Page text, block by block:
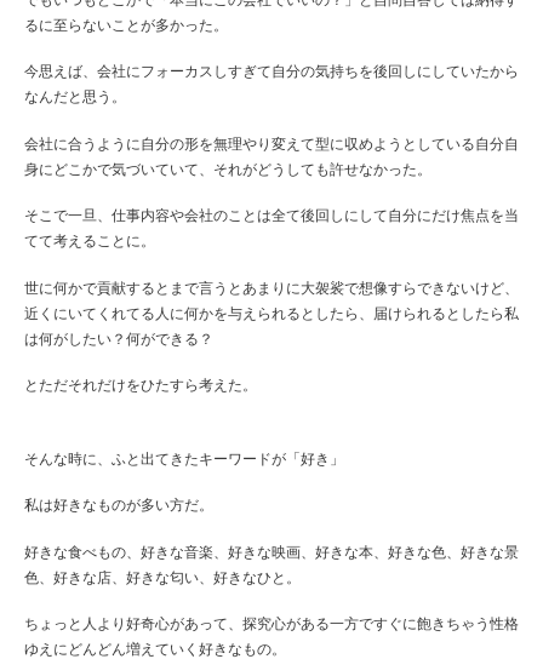
るに至らないことが多かった。
今思えば、会社にフォーカスしすぎて自分の気持ちを後回しにしていたから
なんだと思う。
会社に合うように自分の形を無理やり変えて型に収めようとしている自分自
身にどこかで気づいていて、それがどうしても許せなかった。
そこで一旦、仕事内容や会社のことは全て後回しにして自分にだけ焦点を当
てて考えることに。
世に何かで貢献するとまで言うとあまりに大袈裟で想像すらできないけど、
近くにいてくれてる人に何かを与えられるとしたら、届けられるとしたら私
は何がしたい？何ができる？
とただそれだけをひたすら考えた。
そんな時に、ふと出てきたキーワードが「好き」
私は好きなものが多い方だ。
好きな食べもの、好きな音楽、好きな映画、好きな本、好きな色、好きな景
色、好きな店、好きな匂い、好きなひと。
ちょっと人より好奇心があって、探究心がある一方ですぐに飽きちゃう性格
ゆえにどんどん増えていく好きなもの。